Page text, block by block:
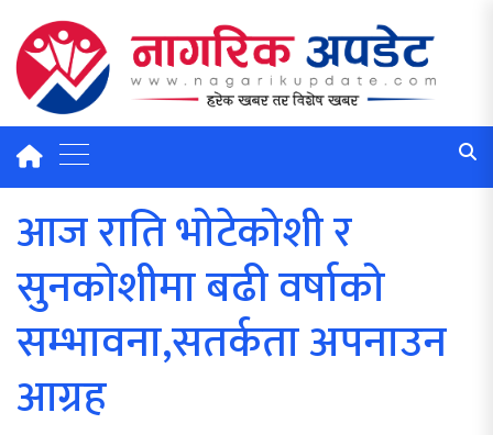
आज राति भोटेकोशी र
सुनकोशीमा बढी वर्षाको
सम्भावना,सतर्कता अपनाउन
आग्रह